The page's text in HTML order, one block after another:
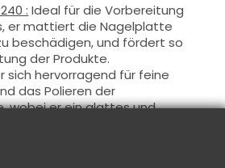
: Ideal für die Vorbereitung
er mattiert die Nagelplatte
beschädigen, und fördert so
der Produkte.
sich hervorragend für feine
das Polieren der
wobei er ein glattes und
liefert, ohne die
zu verändern.